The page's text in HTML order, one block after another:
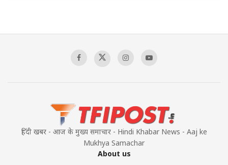
हिंदी खबर - आज के मुख्य समाचार - Hindi Khabar News - Aaj ke
Mukhya Samachar
About us